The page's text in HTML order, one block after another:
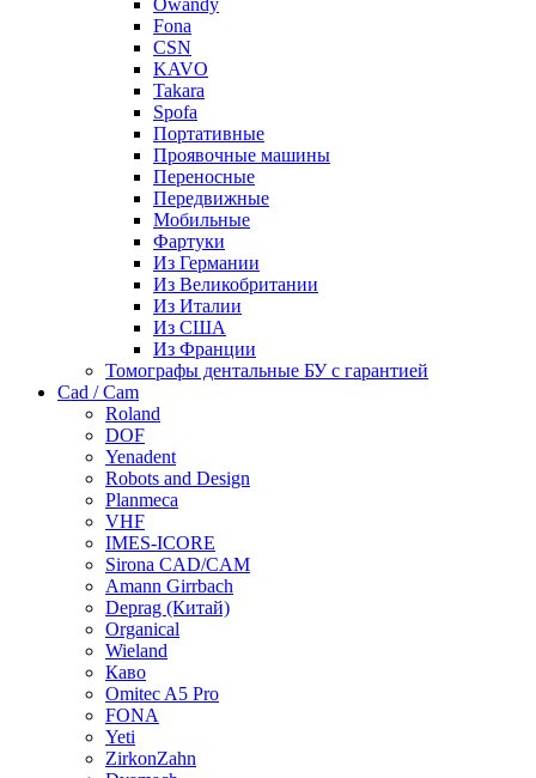
Owandy
Fona
CSN
KAVO
Takara
Spofa
Портативные
Проявочные машины
Переносные
Передвижные
Мобильные
Фартуки
Из Германии
Из Великобритании
Из Италии
Из США
Из Франции
Томографы дентальные БУ с гарантией
Cad / Cam
Roland
DOF
Yenadent
Robots and Design
Planmeca
VHF
IMES-ICORE
Sirona CAD/CAM
Amann Girrbach
Deprag (Китай)
Organical
Wieland
Каво
Omitec A5 Pro
FONA
Yeti
ZirkonZahn